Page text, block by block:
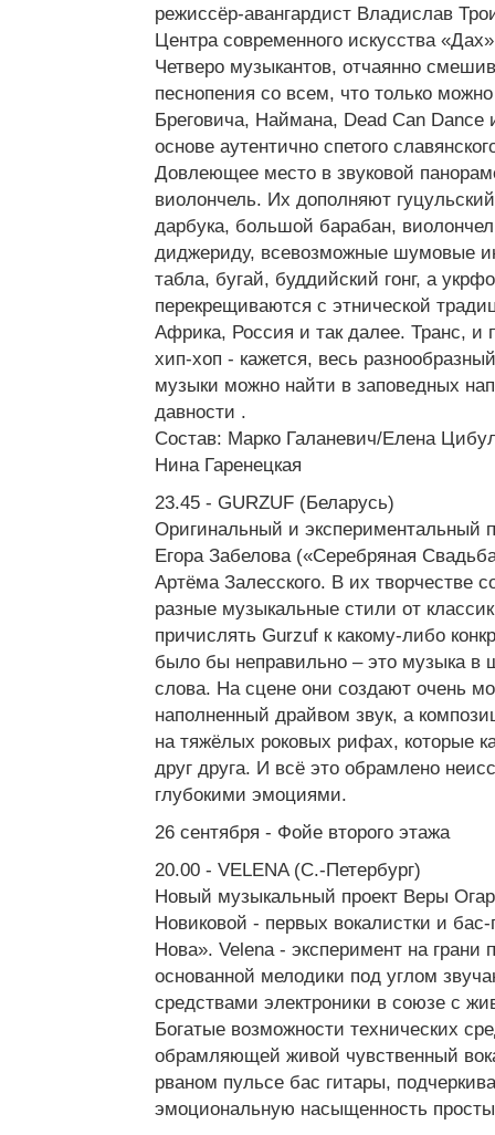
режиссёр-авангардист Владислав
Центра современного искусства
Четверо музыкантов, отчаянно
песнопения со всем, что только
Бреговича, Наймана, Dead Can Dance
основе аутентично спетого
Довлеющее место в звуковой
виолончель. Их дополняют
дарбука, большой барабан,
диджериду, всевозможные шумовые
табла, бугай, буддийский гонг, а
перекрещиваются с этнической
Африка, Россия и так далее. Транс, и
хип-хоп - кажется, весь
музыки можно найти в заповедных
давности .
Состав: Марко Галаневич/Елена
Нина Гаренецкая
23.45 - GURZUF (Беларусь)
Оригинальный и экспериментальный
Егора Забелова («Серебряная
Артёма Залесского. В их творчестве
разные музыкальные стили от
причислять Gurzuf к какому-либо
было бы неправильно – это музыка в
слова. На сцене они создают очень
наполненный драйвом звук, а
на тяжёлых роковых рифах, которые
друг друга. И всё это обрамлено
глубокими эмоциями.
26 сентября - Фойе второго этажа
20.00 - VELENA (C.-Петербург)
Новый музыкальный проект Веры
Новиковой - первых вокалистки и
Нова». Velena - эксперимент на грани
основанной мелодики под углом
средствами электроники в союзе с
Богатые возможности технических
обрамляющей живой чувственный
рваном пульсе бас гитары,
эмоциональную насыщенность